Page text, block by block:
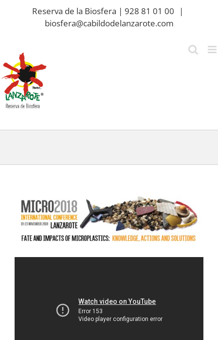
Reserva de la Biosfera | 928 81 01 00
|
biosfera@cabildodelanzarote.com